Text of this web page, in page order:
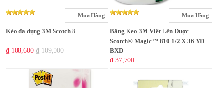
Mua Hàng
Kéo đa dụng 3M Scotch 8
₫ 108,600 ₫ 109,000
Mua Hàng
Băng Keo 3M Viết Lên Được
Scotch® Magic™ 810 1/2 X 36 YD
BXD
₫ 37,700